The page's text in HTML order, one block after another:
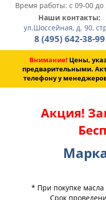
Время работы: с 09-00 до
Наши контакты:
ул.Шоссейная, д. 90,
8 (495) 642-38-99
Внимание! Цены,
предварительными.
телефону у
Акция!
* При покупке
Срок